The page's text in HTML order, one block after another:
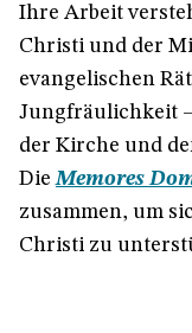
Ihre Arbeit
Christi und der
evangelischen
Jungfräulichkeit
der Kirche und
DieMemores
zusammen, um
Christi zu